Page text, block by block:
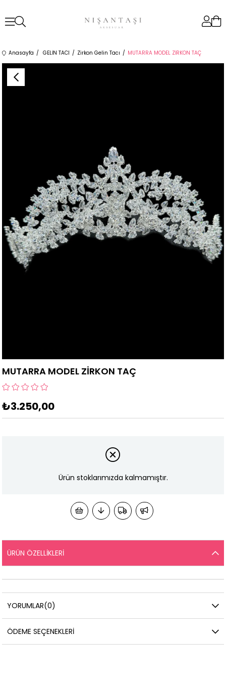
Anasayfa GELİN TACI Zirkon Gelin Tacı MUTARRA MODEL ZİRKON TAÇ
MUTARRA MODEL ZİRKON TAÇ
₺3.250,00
Ürün stoklarımızda kalmamıştır.
ÜRÜN ÖZELLIKLERI
YORUMLAR(0)
ÖDEME SEÇENEKLERI